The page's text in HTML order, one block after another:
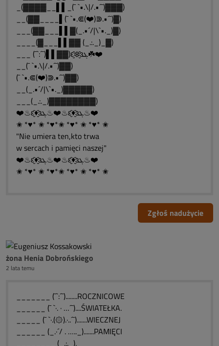
_(▓▓▓▓__▌▌_(¯ `•.\|/.•´¯)▓▓▓)
__(▓▓____▌(¯ `•.⋐(❤️)⋑.•´¯)▓)
___(▓▓___▌▌▓(_.•´/|\`•._)▓)
____(▓___▌▌▓▓ (_.:._)_▓)
___ (¯`:´¯)▌▌▓▓)ԑ̮̑❄️̮̑ɜܓ☘️❤️
__(¯ `•.\|/.•´¯)▓▓)
(¯ `•.⋐(❤️)⋑.•´¯)▓▓)
__(_.•´/|\`•._)▓▓▓▓▓)
___(_.:._)▓▓▓▓▓▓▓▓)
❤️♨ԑ̮̑♦̮̑ɜܓ♨❤️♨ԑ̮̑♦̮̑ɜܓ♨❤️
✬ *♥* ✬ *♥*✬ *♥* ✬ *♥* ✬
"Nie umiera ten,kto trwa
w sercach i pamięci naszej"
❤️♨ԑ̮̑♦̮̑ɜܓ♨❤️♨ԑ̮̑♦̮̑ɜܓ♨❤️
✬ *♥* ✬ *♥*✬ *♥* ✬ *♥* ✬
Zgłoś nadużycie
żona Henia Dobrońskiego
2 lata temu
_______ (¯`:´¯)........ROCZNICOWE
______ (¯ `·. · …´¯)....ŚWIATEŁKA.
_____ (¯ `·.(۞).·..´¯).......WIECZNEJ
______ (_.·´/ . ….._).......PAMIĘCI
________ (_.:._).